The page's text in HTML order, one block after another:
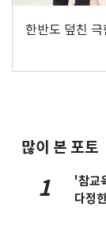
한반도 덮친
많이 본 포토
1
'참교
다정